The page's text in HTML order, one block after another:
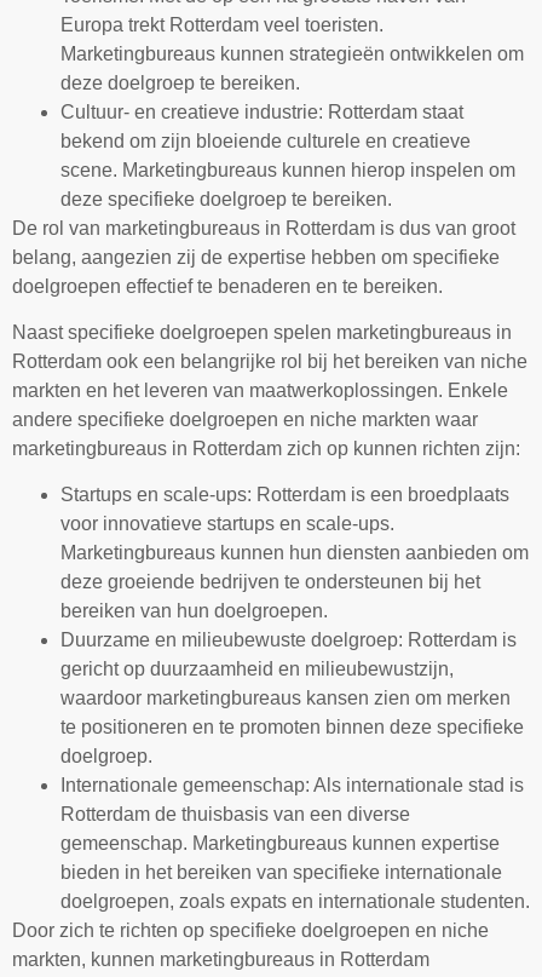
Europa trekt Rotterdam veel toeristen.
Marketingbureaus kunnen strategieën ontwikkelen om
deze doelgroep te bereiken.
Cultuur- en creatieve industrie: Rotterdam staat
bekend om zijn bloeiende culturele en creatieve
scene. Marketingbureaus kunnen hierop inspelen om
deze specifieke doelgroep te bereiken.
De rol van marketingbureaus in Rotterdam is dus van groot
belang, aangezien zij de expertise hebben om specifieke
doelgroepen effectief te benaderen en te bereiken.
Naast specifieke doelgroepen spelen marketingbureaus in
Rotterdam ook een belangrijke rol bij het bereiken van niche
markten en het leveren van maatwerkoplossingen. Enkele
andere specifieke doelgroepen en niche markten waar
marketingbureaus in Rotterdam zich op kunnen richten zijn:
Startups en scale-ups: Rotterdam is een broedplaats
voor innovatieve startups en scale-ups.
Marketingbureaus kunnen hun diensten aanbieden om
deze groeiende bedrijven te ondersteunen bij het
bereiken van hun doelgroepen.
Duurzame en milieubewuste doelgroep: Rotterdam is
gericht op duurzaamheid en milieubewustzijn,
waardoor marketingbureaus kansen zien om merken
te positioneren en te promoten binnen deze specifieke
doelgroep.
Internationale gemeenschap: Als internationale stad is
Rotterdam de thuisbasis van een diverse
gemeenschap. Marketingbureaus kunnen expertise
bieden in het bereiken van specifieke internationale
doelgroepen, zoals expats en internationale studenten.
Door zich te richten op specifieke doelgroepen en niche
markten, kunnen marketingbureaus in Rotterdam